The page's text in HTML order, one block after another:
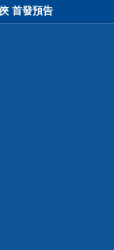
首發預告